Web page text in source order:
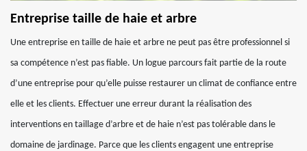
Entreprise taille de haie et arbre
Une entreprise en taille de haie et arbre ne peut pas être professionnel si
sa compétence n’est pas fiable. Un logue parcours fait partie de la route
d’une entreprise pour qu’elle puisse restaurer un climat de confiance entre
elle et les clients. Effectuer une erreur durant la réalisation des
interventions en taillage d’arbre et de haie n’est pas tolérable dans le
domaine de jardinage. Parce que les clients engagent une entreprise